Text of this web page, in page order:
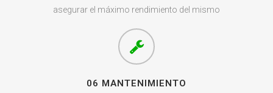
asegurar el máximo rendimiento del mismo
06 MANTENIMIENTO